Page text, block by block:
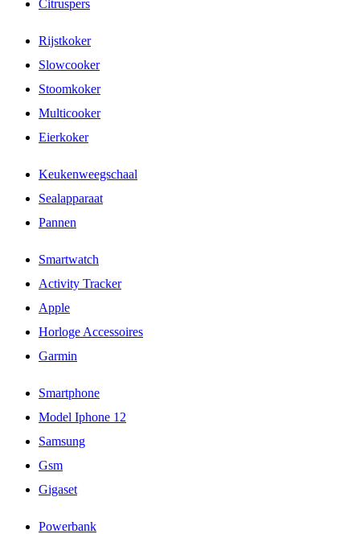
Citruspers
Rijstkoker
Slowcooker
Stoomkoker
Multicooker
Eierkoker
Keukenweegschaal
Sealapparaat
Pannen
Smartwatch
Activity Tracker
Apple
Horloge Accessoires
Garmin
Smartphone
Model Iphone 12
Samsung
Gsm
Gigaset
Powerbank